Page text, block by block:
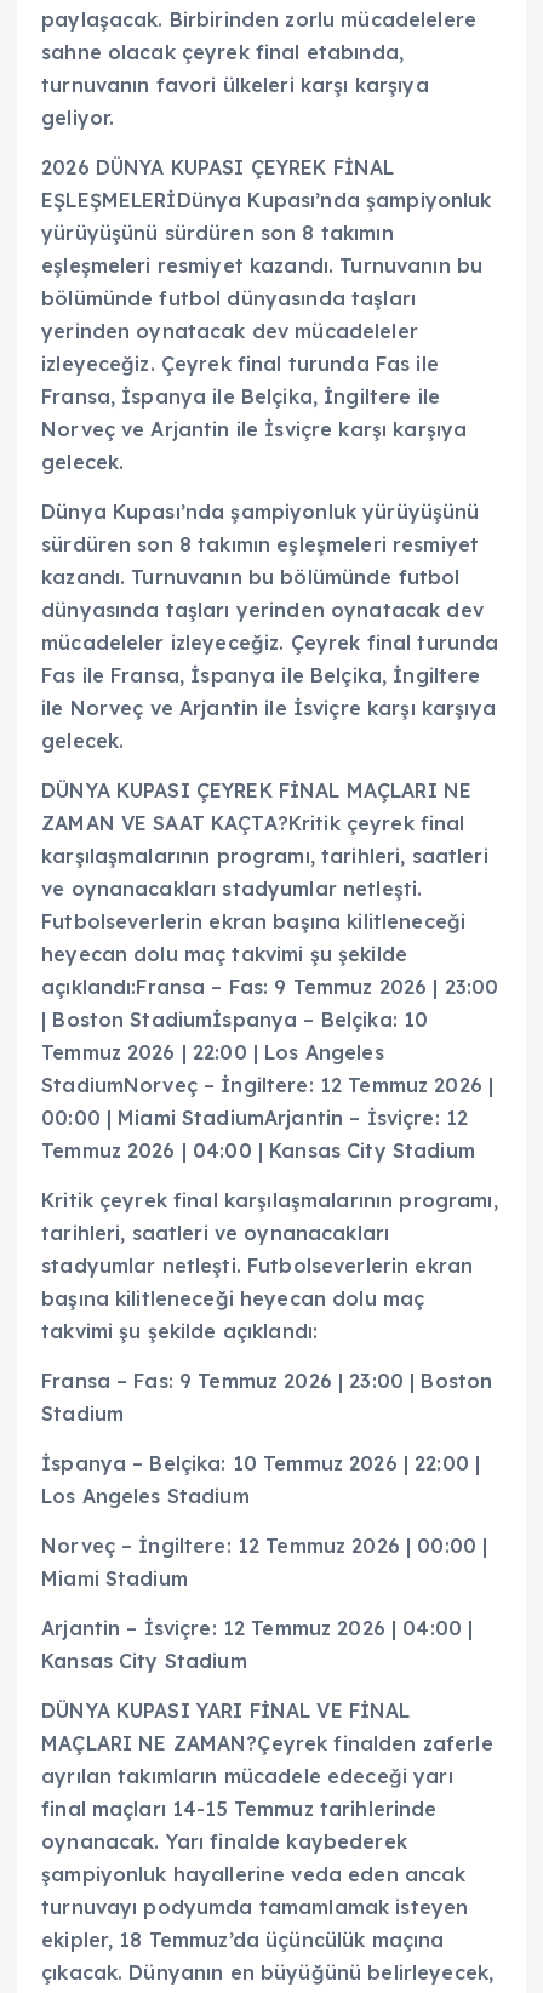
paylaşacak. Birbirinden zorlu mücadelelere
sahne olacak çeyrek final etabında,
turnuvanın favori ülkeleri karşı karşıya
geliyor.
2026 DÜNYA KUPASI ÇEYREK FİNAL
EŞLEŞMELERİDünya Kupası’nda şampiyonluk
yürüyüşünü sürdüren son 8 takımın
eşleşmeleri resmiyet kazandı. Turnuvanın bu
bölümünde futbol dünyasında taşları
yerinden oynatacak dev mücadeleler
izleyeceğiz. Çeyrek final turunda Fas ile
Fransa, İspanya ile Belçika, İngiltere ile
Norveç ve Arjantin ile İsviçre karşı karşıya
gelecek.
Dünya Kupası’nda şampiyonluk yürüyüşünü
sürdüren son 8 takımın eşleşmeleri resmiyet
kazandı. Turnuvanın bu bölümünde futbol
dünyasında taşları yerinden oynatacak dev
mücadeleler izleyeceğiz. Çeyrek final turunda
Fas ile Fransa, İspanya ile Belçika, İngiltere
ile Norveç ve Arjantin ile İsviçre karşı karşıya
gelecek.
DÜNYA KUPASI ÇEYREK FİNAL MAÇLARI NE
ZAMAN VE SAAT KAÇTA?Kritik çeyrek final
karşılaşmalarının programı, tarihleri, saatleri
ve oynanacakları stadyumlar netleşti.
Futbolseverlerin ekran başına kilitleneceği
heyecan dolu maç takvimi şu şekilde
açıklandı:Fransa – Fas: 9 Temmuz 2026 | 23:00
| Boston Stadiumİspanya – Belçika: 10
Temmuz 2026 | 22:00 | Los Angeles
StadiumNorveç – İngiltere: 12 Temmuz 2026 |
00:00 | Miami StadiumArjantin – İsviçre: 12
Temmuz 2026 | 04:00 | Kansas City Stadium
Kritik çeyrek final karşılaşmalarının programı,
tarihleri, saatleri ve oynanacakları
stadyumlar netleşti. Futbolseverlerin ekran
başına kilitleneceği heyecan dolu maç
takvimi şu şekilde açıklandı:
Fransa – Fas: 9 Temmuz 2026 | 23:00 | Boston
Stadium
İspanya – Belçika: 10 Temmuz 2026 | 22:00 |
Los Angeles Stadium
Norveç – İngiltere: 12 Temmuz 2026 | 00:00 |
Miami Stadium
Arjantin – İsviçre: 12 Temmuz 2026 | 04:00 |
Kansas City Stadium
DÜNYA KUPASI YARI FİNAL VE FİNAL
MAÇLARI NE ZAMAN?Çeyrek finalden zaferle
ayrılan takımların mücadele edeceği yarı
final maçları 14-15 Temmuz tarihlerinde
oynanacak. Yarı finalde kaybederek
şampiyonluk hayallerine veda eden ancak
turnuvayı podyumda tamamlamak isteyen
ekipler, 18 Temmuz’da üçüncülük maçına
çıkacak. Dünyanın en büyüğünü belirleyecek,